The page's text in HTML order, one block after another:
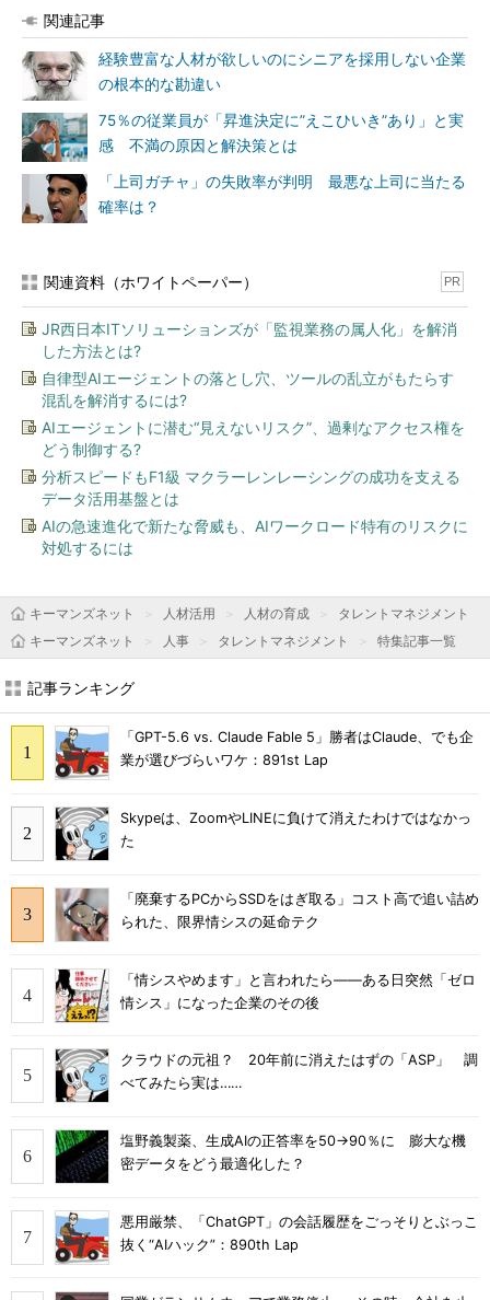
関連記事
経験豊富な人材が欲しいのにシニアを採用しない企業
の根本的な勘違い
75％の従業員が「昇進決定に”えこひいき”あり」と実
感 不満の原因と解決策とは
「上司ガチャ」の失敗率が判明 最悪な上司に当たる
確率は？
関連資料（ホワイトペーパー） PR
JR西日本ITソリューションズが「監視業務の属人化」を解消
した方法とは?
自律型AIエージェントの落とし穴、ツールの乱立がもたらす
混乱を解消するには?
AIエージェントに潜む“見えないリスク”、過剰なアクセス権を
どう制御する?
分析スピードもF1級 マクラーレンレーシングの成功を支える
データ活用基盤とは
AIの急速進化で新たな脅威も、AIワークロード特有のリスクに
対処するには
キーマンズネット 人材活用 人材の育成
タレントマネジメント
キーマンズネット
人事 タレントマネジメント 特集記事一覧
記事ランキング
「GPT-5.6 vs. Claude Fable 5」勝者はClaude、でも企
業が選びづらいワケ：891st Lap
Skypeは、ZoomやLINEに負けて消えたわけではなかっ
た
「廃棄するPCからSSDをはぎ取る」コスト高で追い詰め
られた、限界情シスの延命テク
「情シスやめます」と言われたら――ある日突然「ゼロ
情シス」になった企業のその後
クラウドの元祖？ 20年前に消えたはずの「ASP」 調
べてみたら実は……
塩野義製薬、生成AIの正答率を50→90％に 膨大な機
密データをどう最適化した？
悪用厳禁、「ChatGPT」の会話履歴をごっそりとぶっこ
抜く“AIハック”：890th Lap